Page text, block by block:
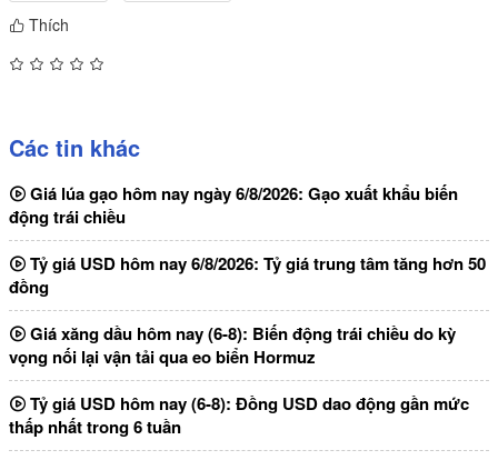
Thích
Các tin khác
Giá lúa gạo hôm nay ngày 6/8/2026: Gạo xuất khẩu biến
động trái chiều
Tỷ giá USD hôm nay 6/8/2026: Tỷ giá trung tâm tăng hơn 50
đồng
Giá xăng dầu hôm nay (6-8): Biến động trái chiều do kỳ
vọng nối lại vận tải qua eo biển Hormuz
Tỷ giá USD hôm nay (6-8): Đồng USD dao động gần mức
thấp nhất trong 6 tuần